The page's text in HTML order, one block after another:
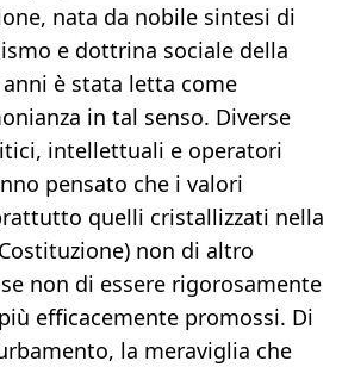
nata da nobile sintesi di
e dottrina sociale della
è stata letta come
in tal senso. Diverse
intellettuali e operatori
pensato che i valori
quelli cristallizzati nella
non di altro
non di essere rigorosamente
efficacemente promossi. Di
la meraviglia che